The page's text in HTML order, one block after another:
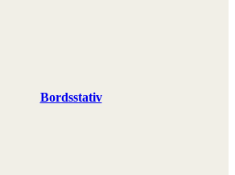
Bordsstativ